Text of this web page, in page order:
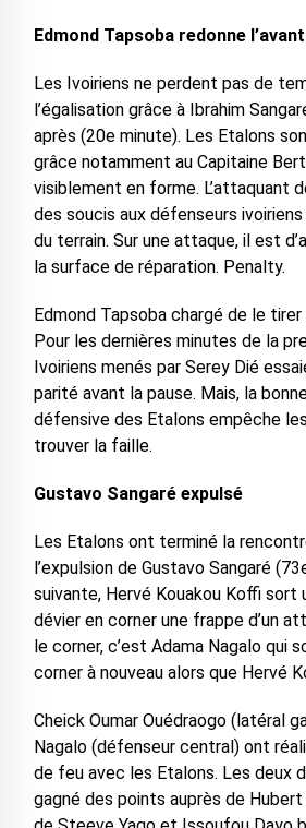
Edmond Tapsoba redonne
Les Ivoiriens ne perdent pas de
l’égalisation grâce à Ibrahim
après (20e minute). Les Etalons
grâce notamment au Capitaine
visiblement en forme. L’attaquant
des soucis aux défenseurs
du terrain. Sur une attaque, il est
la surface de réparation. Penalty.
Edmond Tapsoba chargé de le
Pour les dernières minutes de la
Ivoiriens menés par Serey Dié
parité avant la pause. Mais, la
défensive des Etalons empêche
trouver la faille.
Gustavo Sangaré expulsé
Les Etalons ont terminé la
l’expulsion de Gustavo Sangaré
suivante, Hervé Kouakou Koffi
dévier en corner une frappe d’un
le corner, c’est Adama Nagalo qui
corner à nouveau alors que Hervé
Cheick Oumar Ouédraogo (latéral
Nagalo (défenseur central) ont
de feu avec les Etalons. Les deux
gagné des points auprès de Hubert